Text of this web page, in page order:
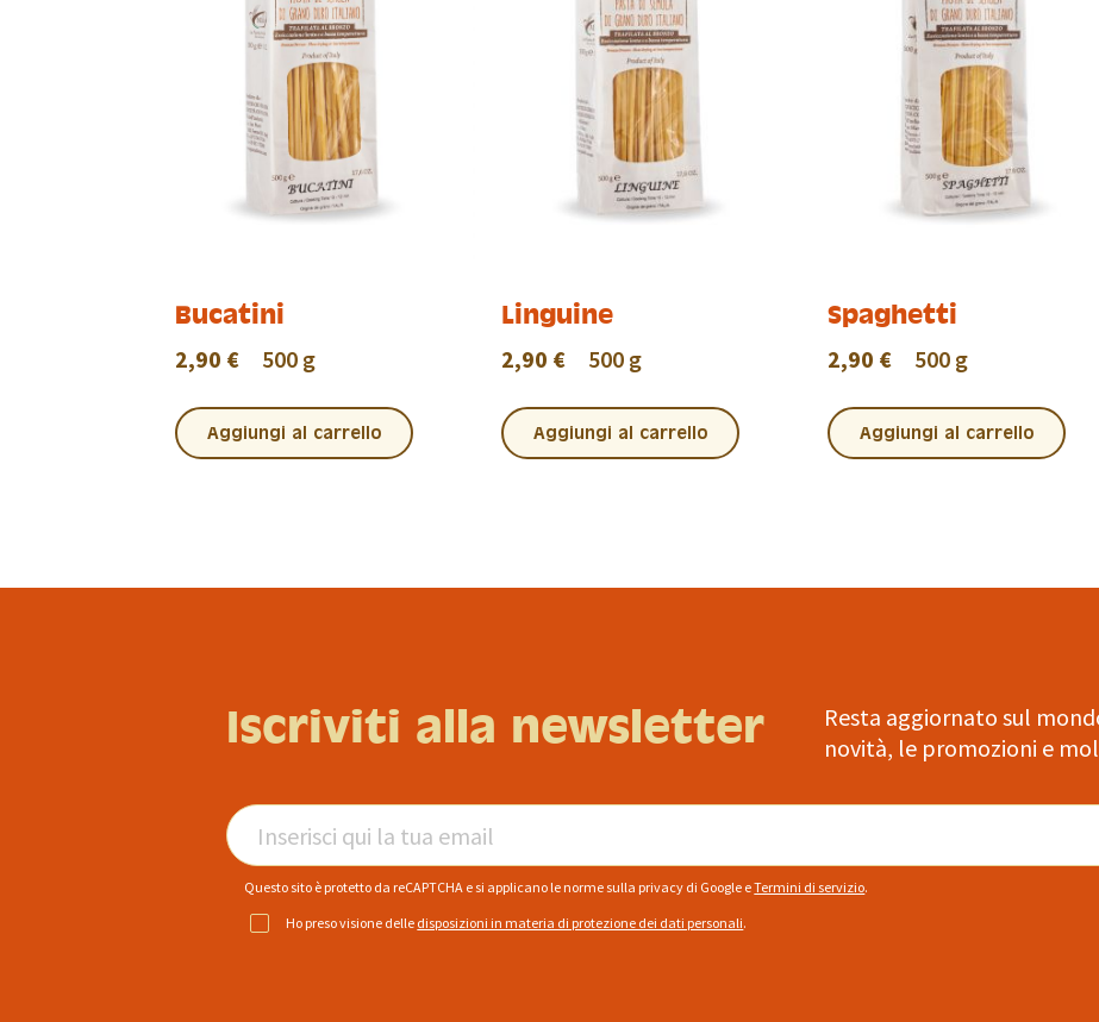
Bucatini
2,90 € 500 g
Aggiungi al carrello
Linguine
2,90 € 500 g
Aggiungi al carrello
Spaghetti
2,90 € 500 g
Aggiungi al carrello
Iscriviti alla newsletter
Resta aggiornato sul
novità, le promozioni e
Questo sito è protetto da reCAPTCHA e si applicano le norme sulla privacy di Google eTermini di servizio.
Ho preso visione delle disposizioni in materia di protezione dei dati personali.